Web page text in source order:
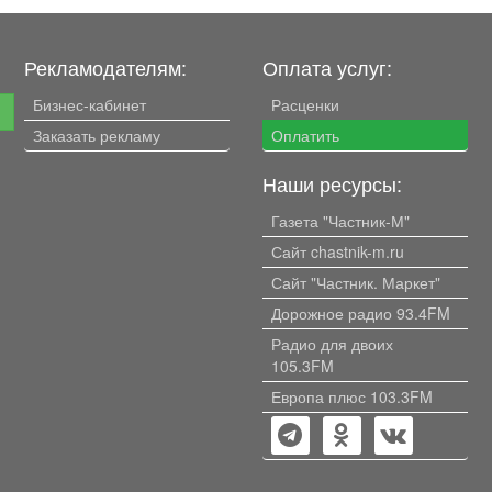
2
пластиковые окна. Рядом
в шаговой доступности
сады, аптеки, поликлиника,
автобусные остановки, рынок.
Один взрослый собственник.
Рассматриваются любые
расположение
Рекламодателям:
Бизнес-кабинет
Заказать рекламу
Оплата услуг:
Расценки
Оплатить
Наши ресурсы:
Газета "Частник-М"
Сайт chastnik-m.ru
Сайт "Частник. Маркет"
Дорожное радио 93.4FM
Радио для двоих
105.3FM
Европа плюс 103.3FM